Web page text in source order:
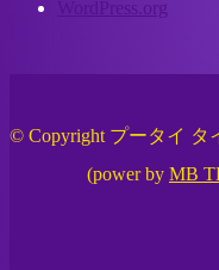
WordPress.org
© Copyright プータイ タ
(power by MB